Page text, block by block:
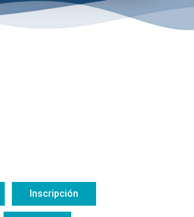
Inscripción